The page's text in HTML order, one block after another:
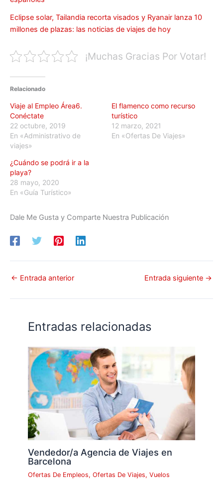
Eclipse solar, Tailandia recorta visados y Ryanair lanza 10
millones de plazas: las noticias de viajes de hoy
¡Muchas Gracias Por Votar!
Relacionado
Viaje al Empleo Área6.
Conéctate
22 octubre, 2019
En «Administrativo de
viajes»
El flamenco como recurso
turístico
12 marzo, 2021
En «Ofertas De Viajes»
¿Cuándo se podrá ir a la
playa?
28 mayo, 2020
En «Guía Turístico»
Dale Me Gusta y Comparte Nuestra Publicación
← Entrada anterior Entrada siguiente →
Entradas relacionadas
Vendedor/a Agencia de Viajes en
Barcelona
Ofertas De Empleos,Ofertas De Viajes,Vuelos